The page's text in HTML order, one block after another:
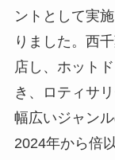
ントとして実
りました。西
店し、ホット
き、ロティサ
幅広いジャン
2024年から倍